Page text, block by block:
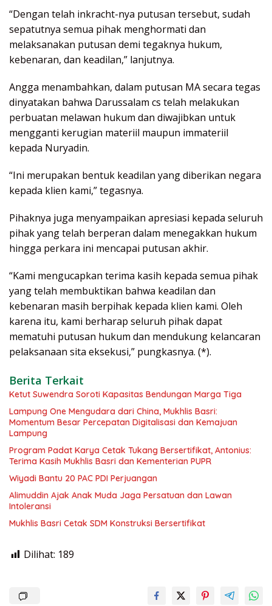
“Dengan telah inkracht-nya putusan tersebut, sudah
sepatutnya semua pihak menghormati dan
melaksanakan putusan demi tegaknya hukum,
kebenaran, dan keadilan,” lanjutnya.
Angga menambahkan, dalam putusan MA secara tegas
dinyatakan bahwa Darussalam cs telah melakukan
perbuatan melawan hukum dan diwajibkan untuk
mengganti kerugian materiil maupun immateriil
kepada Nuryadin.
“Ini merupakan bentuk keadilan yang diberikan negara
kepada klien kami,” tegasnya.
Pihaknya juga menyampaikan apresiasi kepada seluruh
pihak yang telah berperan dalam menegakkan hukum
hingga perkara ini mencapai putusan akhir.
“Kami mengucapkan terima kasih kepada semua pihak
yang telah membuktikan bahwa keadilan dan
kebenaran masih berpihak kepada klien kami. Oleh
karena itu, kami berharap seluruh pihak dapat
mematuhi putusan hukum dan mendukung kelancaran
pelaksanaan sita eksekusi,” pungkasnya. (*).
Berita Terkait
Ketut Suwendra Soroti Kapasitas Bendungan Marga Tiga
Lampung One Mengudara dari China, Mukhlis Basri:
Momentum Besar Percepatan Digitalisasi dan Kemajuan
Lampung
Program Padat Karya Cetak Tukang Bersertifikat, Antonius:
Terima Kasih Mukhlis Basri dan Kementerian PUPR
Wiyadi Bantu 20 PAC PDI Perjuangan
Alimuddin Ajak Anak Muda Jaga Persatuan dan Lawan
Intoleransi
Mukhlis Basri Cetak SDM Konstruksi Bersertifikat
Dilihat: 189